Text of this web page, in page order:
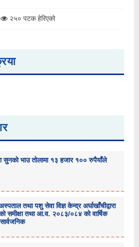
२५० पटक हेरिएको
सुनको भाउ तोलामा १३ हजार १०० रुपैयाँले
तथा पशु सेवा विज्ञ केन्द्र अर्घाखाँचीद्वारा
समीक्षा तथा आ.व. २०८३/०८४ को वार्षिक